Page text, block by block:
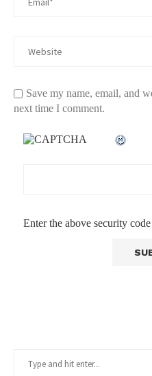
Save my name, email, and
next time I comment.
Enter the above security